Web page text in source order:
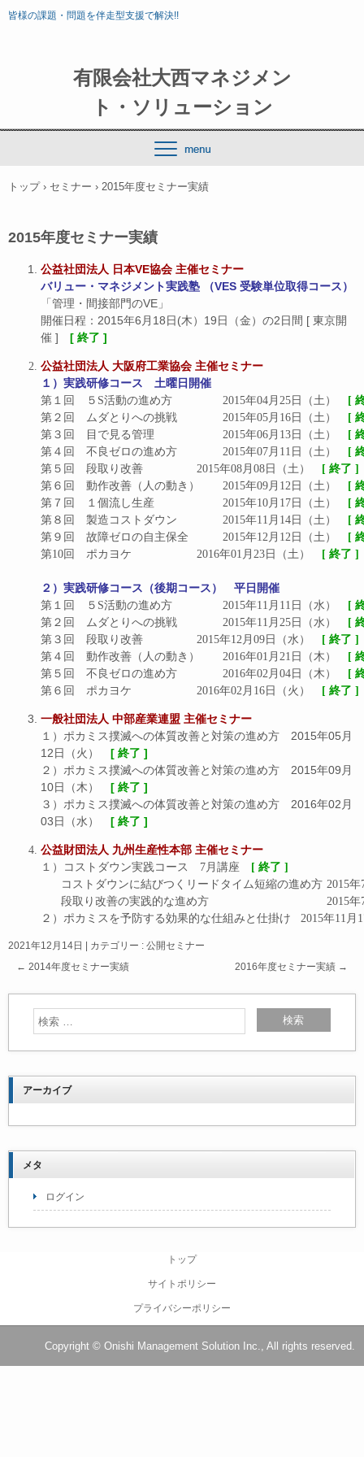
有限会社大西マネジメン
ト・ソリューション
皆様の課題・問題を伴走型支援で解決!!
トップ › セミナー › 2015年度セミナー実績
2015年度セミナー実績
公益社団法人 日本VE協会 主催セミナー
バリュー・マネジメント実践塾 （VES 受験単位取得コース）
「管理・間接部門のVE」
開催日程：2015年6月18日(木）19日（金）の2日間 [ 東京開
催 ] [ 終了 ]
公益社団法人 大阪府工業協会 主催セミナー
１）実践研修コース　土曜日開催
第１回　５S活動の進め方		2015年04月25日（土）
[
第２回　ムダとりへの挑戦		2015年05月16日（土）
[
第３回　目で見る管理			2015年06月13日（土）
[
第４回　不良ゼロの進め方		2015年07月11日（土）
[
第５回　段取り改善			2015年08月08日（土）
[ 終了 ]
第６回　動作改善（人の動き）	2015年09月12日（土）
[
第７回　１個流し生産			2015年10月17日（土）
[
第８回　製造コストダウン		2015年11月14日（土）
[
第９回　故障ゼロの自主保全		2015年12月12日（土）
[
第10回　ポカヨケ			2016年01月23日（土）
[ 終了 ]
２）実践研修コース（後期コース）　平日開催
第１回　５S活動の進め方		2015年11月11日（水）
[
第２回　ムダとりへの挑戦		2015年11月25日（水）
[
第３回　段取り改善			2015年12月09日（水）
[ 終了 ]
第４回　動作改善（人の動き）	2016年01月21日（木）
[
第５回　不良ゼロの進め方		2016年02月04日（木）
[
第６回　ポカヨケ			2016年02月16日（火）
[ 終了 ]
一般社団法人 中部産業連盟 主催セミナー
１）ポカミス撲滅への体質改善と対策の進め方 2015年05月
12日（火） [ 終了 ]
２）ポカミス撲滅への体質改善と対策の進め方 2015年09月
10日（木） [ 終了 ]
３）ポカミス撲滅への体質改善と対策の進め方 2016年02月
03日（水） [ 終了 ]
公益財団法人 九州生産性本部 主催セミナー
１）コストダウン実践コース　7月講座
[ 終了 ]
コストダウンに結びつ
段取り改善の実践
２）ポカミスを予防する効果的な
2021年12月14日 カテゴリー : 公開セミナー
← 2014年度セミナー実績 2016年度セミナー実績 →
アーカイブ
メタ
ログイン
トップ
サイトポリシー
プライバシーポリシー
Copyright © Onishi Management Solution Inc., All rights reserved.